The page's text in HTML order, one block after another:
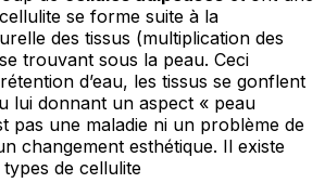
se forme suite à la
des tissus (multiplication des
trouvant sous la peau. Ceci
d’eau, les tissus se gonflent
lui donnant un aspect « peau
pas une maladie ni un problème de
changement esthétique. Il existe
de cellulite